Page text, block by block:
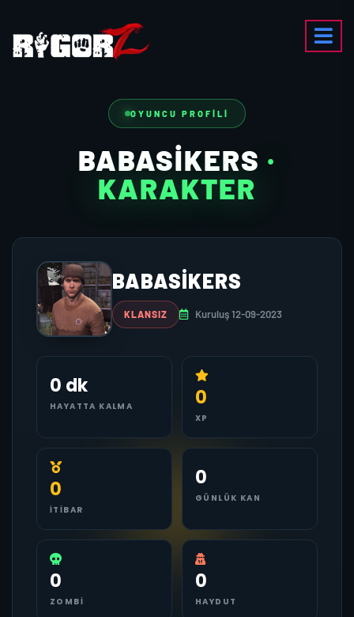
OYUNCU PROFILI
BABASIKERS ·
KARAKTER
BABASIKERS
KLANSIZ Kuruluş 12-09-2023
0 dk
HAYATTA KALMA 0
XP
0
İTIBAR
0
GÜNLÜK KAN
0
ZOMBI
0
HAYDUT